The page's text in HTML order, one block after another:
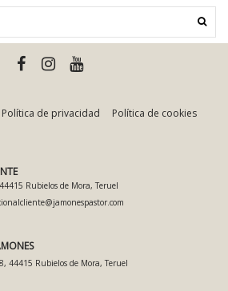
Política de privacidad
Política de cookies
Rubielos de Mora, Teruel
44415 Rubielos de Mora, Teruel